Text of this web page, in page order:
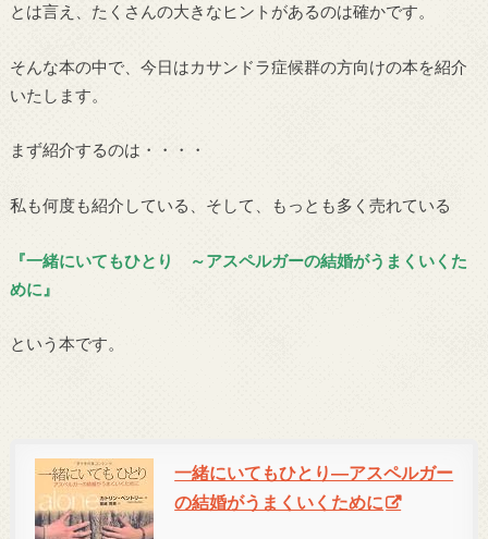
とは言え、たくさんの大きなヒントがあるのは確かです。
そんな本の中で、今日はカサンドラ症候群の方向けの本を紹介
いたします。
まず紹介するのは・・・・
私も何度も紹介している、そして、もっとも多く売れている
『一緒にいてもひとり ～アスペルガーの結婚がうまくいくた
めに』
という本です。
一緒にいてもひとり―アスペルガー
の結婚がうまくいくために